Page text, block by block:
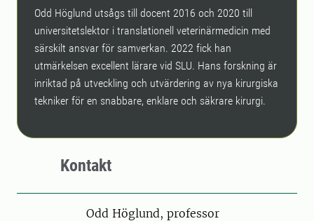
Odd Höglund utsågs till docent 2016 och 2020 till
universitetslektor i translationell veterinärmedicin med
särskilt ansvar för samverkan. 2022 fick han
utmärkelsen excellent lärare vid SLU. Hans forskning är
inriktad på utveckling och utvärdering av nya kirurgiska
tekniker för en snabbare, enklare och säkrare kirurgi.
Kontakt
PersonOdd Höglund, professor